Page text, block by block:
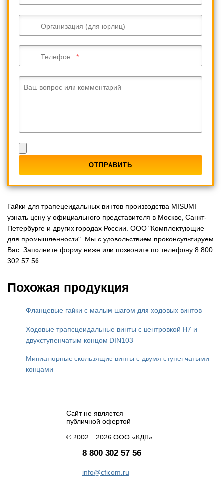
Организация (для юрлиц)
Телефон...
Ваш вопрос или комментарий
Гайки для трапецеидальных винтов производства MISUMI
узнать цену у официального представителя в Москве, Санкт-
Петербурге и других городах России. ООО "Комплектующие
для промышленности". Мы с удовольствием проконсультируем
Вас. Заполните форму ниже или позвоните по телефону 8 800
302 57 56.
Похожая продукция
Фланцевые гайки с малым шагом для ходовых винтов
Ходовые трапецеидальные винты с центровкой H7 и
двухступенчатым концом DIN103
Миниатюрные скользящие винты с двумя ступенчатыми
концами
Сайт не является
публичной офертой
© 2002—2026 ООО «КДП»
8 800 302 57 56
info@cficom.ru